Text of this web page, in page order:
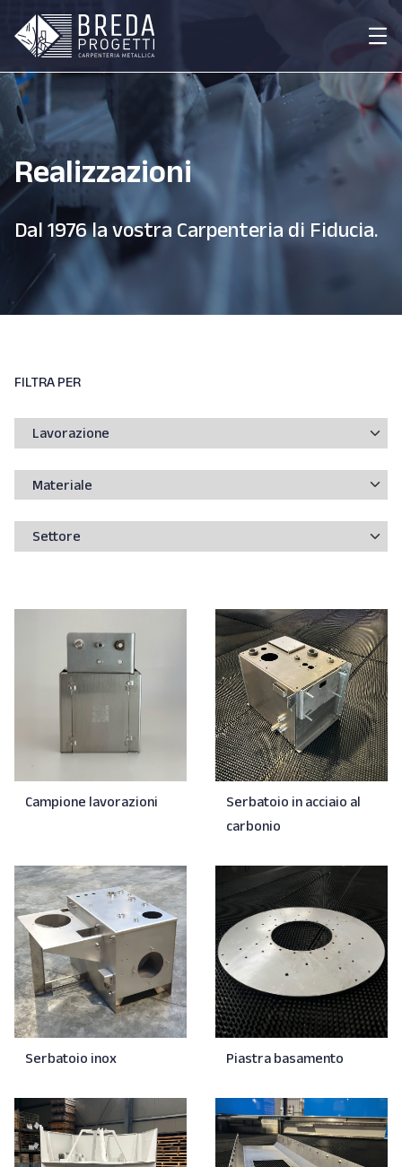
Realizzazioni
Dal 1976 la vostra Carpenteria di Fiducia.
FILTRA PER
Campione lavorazioni
Serbatoio in acciaio al
carbonio
Serbatoio inox Piastra basamento